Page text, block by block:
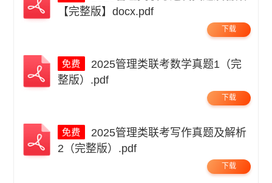
【完整版】docx.pdf
下载
整版）.pdf
下载
2（完整版）.pdf
下载